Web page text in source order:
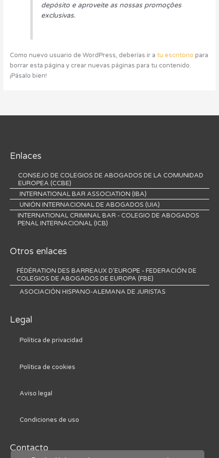
depósito e aproveite as nossas promoções
exclusivas.
Como nuevo usuario de WordPress, deberías ir a tu escritorio para
borrar esta página y crear nuevas páginas para tu contenido.
¡Pásalo bien!
Enlaces
CONSEJO DE COLEGIOS DE ABOGADOS DE LA COMUNIDAD
EUROPEA (CCBE)
INTERNATIONAL BAR ASSOCIATION (IBA)
UNIÓN INTERNACIONAL DE ABOGADOS (UIA)
INTERNATIONAL CRIMINAL BAR - COLEGIO DE ABOGADOS
PENAL INTERNACIONAL (ICB)
Otros enlaces
FÉDÉRATION DES BARREAUX D'EUROPE - FEDERACIÓN DE
COLEGIOS DE ABOGADOS DE EUROPA (FBE)
ASOCIACIÓN HISPANO-ALEMANA DE JURISTAS
Legal
Política de privacidad
Política de cookies
Aviso legal
Condiciones de uso
Contacto